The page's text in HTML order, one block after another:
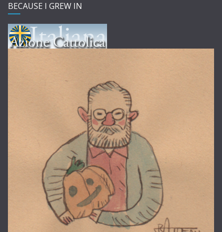
BECAUSE I GREW IN